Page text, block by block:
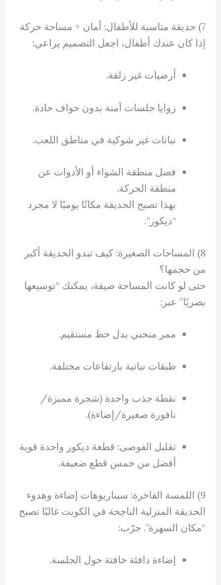
7) حديقة مناسبة للأطفال: أمان + مساحة حركة
إذا كان عندك أطفال، اجعل التصميم يراعي:
أرضيات غير زلقة.
زوايا جلسات آمنة بدون حواف حادة.
نباتات غير شوكية في مناطق اللعب.
فصل منطقة الشواء أو الأدوات عن
منطقة الحركة.
بهذا تصبح الحديقة مكانًا يوميًا لا مجرد
“ديكور”.
8) المساحات الصغيرة: كيف تبدو الحديقة أكبر
من حجمها؟
حتى لو كانت المساحة ضيقة، يمكنك “توسيعها
بصريًا” عبر:
ممر منحني بدل خط مستقيم.
طبقات نباتية بارتفاعات مختلفة.
نقطة جذب واحدة (شجرة مميزة/
نافورة صغيرة/إضاءة).
تقليل الفوضى: قطعة ديكور واحدة قوية
أفضل من خمس قطع ضعيفة.
9) اللمسة الفاخرة: سيناريوهات إضاءة وهدوء
الحديقة المنزلية الناجحة في الكويت غالبًا تصبح
“مكان السهرة”. جرّب:
إضاءة دافئة خافتة حول الجلسة.